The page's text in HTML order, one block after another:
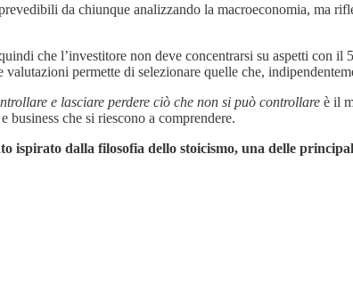
da chiunque analizzando la macroeconomia, ma
che l’investitore non deve concentrarsi su aspetti con
valutazioni permette di selezionare quelle che,
e lasciare perdere ciò che non si può controllare è il
business che si riescono a comprendere.
ispirato dalla filosofia dello stoicismo, una delle